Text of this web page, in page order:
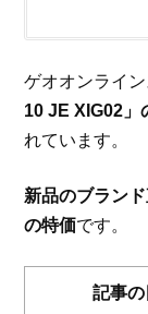
ゲオオンライン
10 JE XIG02」
れています。
新品のブラン
の特価です。
記事の